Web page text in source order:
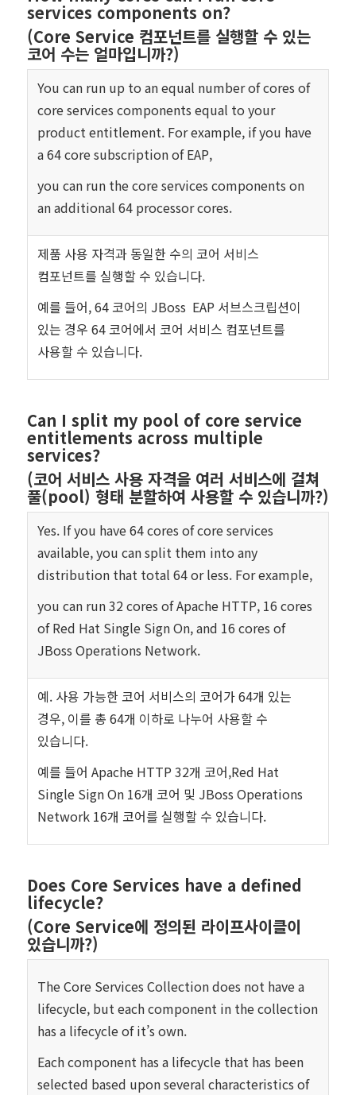
services components on?
(Core Service 컴포넌트를 실행할 수 있는
코어 수는 얼마입니까?)
You can run up to an equal number of cores of
core services components equal to your
product entitlement. For example, if you have
a 64 core subscription of EAP,
you can run the core services components on
an additional 64 processor cores.
제품 사용 자격과 동일한 수의 코어 서비스
컴포넌트를 실행할 수 있습니다.
예를 들어,64 코어의 JBoss EAP 서브스크립션이
있는 경우 64 코어에서 코어 서비스 컴포넌트를
사용할 수 있습니다.
Can I split my pool of core service
entitlements across multiple
services?
(코어 서비스 사용 자격을 여러 서비스에 걸쳐
풀(pool) 형태 분할하여 사용할 수 있습니까?)
Yes. If you have 64 cores of core services
available, you can split them into any
distribution that total 64 or less. For example,
you can run 32 cores of Apache HTTP, 16 cores
of Red Hat Single Sign On, and 16 cores of
JBoss Operations Network.
예. 사용 가능한 코어 서비스의 코어가 64개 있는
경우, 이를 총 64개 이하로 나누어 사용할 수
있습니다.
예를 들어 Apache HTTP 32개 코어,Red Hat
Single Sign On 16개 코어 및 JBoss Operations
Network 16개 코어를 실행할 수 있습니다.
Does Core Services have a defined
lifecycle?
(Core Service에 정의된 라이프사이클이
있습니까?)
The Core Services Collection does not have a
lifecycle, but each component in the collection
has a lifecycle of it’s own.
Each component has a lifecycle that has been
selected based upon several characteristics of